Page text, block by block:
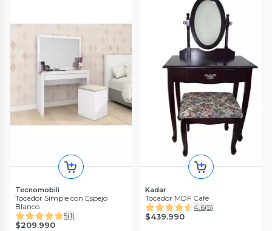
Tecnomobili
Tocador Simple con Espejo
Blanco
5(1)
$209.990
Kadar
Tocador MDF Café
4.6(5)
$439.990